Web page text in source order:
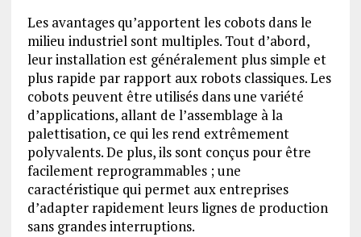
Les avantages qu’apportent les cobots dans le
milieu industriel sont multiples. Tout d’abord,
leur installation est généralement plus simple et
plus rapide par rapport aux robots classiques. Les
cobots peuvent être utilisés dans une variété
d’applications, allant de l’assemblage à la
palettisation, ce qui les rend extrêmement
polyvalents. De plus, ils sont conçus pour être
facilement reprogrammables ; une
caractéristique qui permet aux entreprises
d’adapter rapidement leurs lignes de production
sans grandes interruptions.